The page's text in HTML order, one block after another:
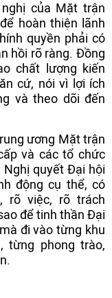
của Mặt trận
hoàn thiện lãnh
quyền phải có
hồi rõ ràng. Đồng
chất lượng kiến
cứ, nói vì lợi ích
và theo dõi đến
ương Mặt trận
và các tổ chức
quyết Đại hội
động cụ thể, có
rõ việc, rõ trách
để tinh thần Đại
đi vào từng khu
từng phong trào,